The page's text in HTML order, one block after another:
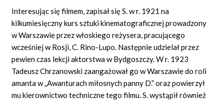
Interesując się filmem, zapisał się S. w r. 1921 na
kilkumiesięczny kurs sztuki kinematograficznej prowadzony
w Warszawie przez włoskiego reżysera, pracującego
wcześniej w Rosji, C. Rino-Lupo. Następnie udzielał przez
pewien czas lekcji aktorstwa w Bydgoszczy. Wr. 1923
Tadeusz Chrzanowski zaangażował go w Warszawie do roli
amanta w „Awanturach miłosnych panny D.” oraz powierzył
mu kierownictwo techniczne tego filmu. S. wystąpił również